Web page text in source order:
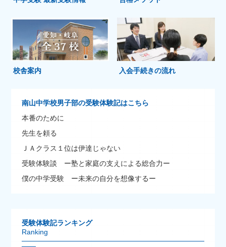
校舎案内 入会手続きの流れ
南山中学校男子部の受験体験記はこちら
本番のために
先生を頼る
ＪＡクラス１位は伊達じゃない
受験体験談 ー塾と家庭の支えによる総合力ー
僕の中学受験 ー未来の自分を想像するー
受験体験記ランキング
Ranking